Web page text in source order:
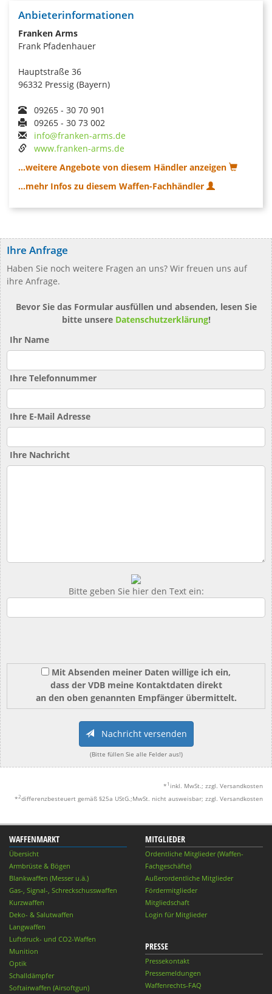
Anbieterinformationen
Franken Arms
Frank Pfadenhauer
Hauptstraße 36
96332 Pressig (Bayern)
09265 - 30 70 901
09265 - 30 73 002
info@franken-arms.de
www.franken-arms.de
...weitere Angebote von diesem Händler anzeigen
...mehr Infos zu diesem Waffen-Fachhändler
Ihre Anfrage
Haben Sie noch weitere Fragen an uns? Wir freuen uns auf
ihre Anfrage.
Bevor Sie das Formular ausfüllen und absenden, lesen Sie
bitte unsere Datenschutzerklärung!
Ihr Name
Ihre Telefonnummer
Ihre E-Mail Adresse
Ihre Nachricht
Bitte geben Sie hier den Text ein:
Mit Absenden meiner Daten willige ich ein,
dass der VDB meine Kontaktdaten direkt
an den oben genannten Empfänger übermittelt.
Nachricht versenden
(Bitte füllen Sie alle Felder aus!)
* 1 inkl. MwSt.; zzgl. Versandkosten
*2differenzbesteuert gemäß §25a UStG.;MwSt. nicht ausweisbar; zzgl. Versandkosten
WAFFENMARKT
Übersicht
Armbrüste & Bögen
Blankwaffen (Messer u.ä.)
Gas-, Signal-, Schreckschusswaffen
Kurzwaffen
Deko- & Salutwaffen
Langwaffen
Luftdruck- und CO2-Waffen
Munition
Optik
Schalldämpfer
Softairwaffen (Airsoftgun)
MITGLIEDER
Ordentliche Mitglieder (Waffen-
Fachgeschäfte)
Außerordentliche Mitglieder
Fördermitglieder
Mitgliedschaft
Login für Mitglieder
PRESSE
Pressekontakt
Pressemeldungen
Waffenrechts-FAQ